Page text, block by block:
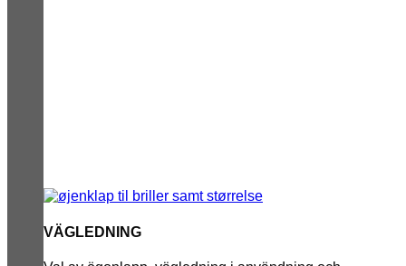
VÄGLEDNING